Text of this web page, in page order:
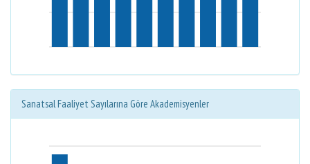
Sanatsal Faaliyet Sayılarına Göre Akademisyenler